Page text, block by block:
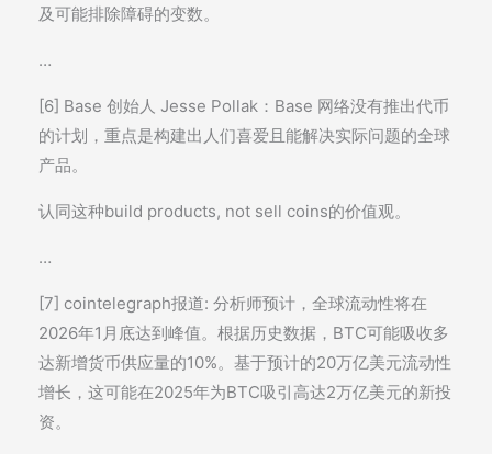
及可能排除障碍的变数。
…
[6] Base 创始人 Jesse Pollak：Base 网络没有推出代币
的计划，重点是构建出人们喜爱且能解决实际问题的全球
产品。
认同这种build products, not sell coins的价值观。
…
[7] cointelegraph报道: 分析师预计，全球流动性将在
2026年1月底达到峰值。根据历史数据，BTC可能吸收多
达新增货币供应量的10%。基于预计的20万亿美元流动性
增长，这可能在2025年为BTC吸引高达2万亿美元的新投
资。